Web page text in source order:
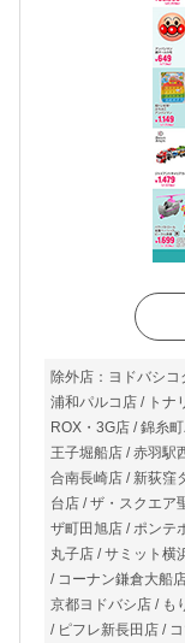
除外店：ヨドバシ
浦和パルコ店 / トナ
ROX・3G店 / 錦糸
王子堀船店 / 赤羽駅
合南長崎店 / 新荻窪
台店 / ザ・スクエア
ザ町田旭店 / ポンテ
丸子店 / サミット横
/ コーナン鎌倉大船
京都ヨドバシ店 / も
/ ピフレ新長田店 /